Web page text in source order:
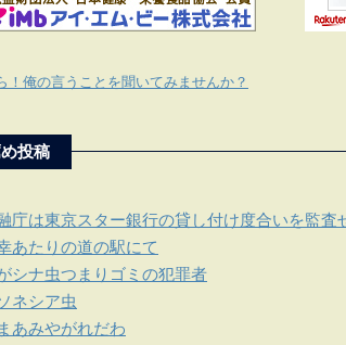
！俺の言うことを聞いてみませんか？
投稿
庁は東京スター銀行の貸し付け度合いを監査
あたりの道の駅にて
シナ虫つまりゴミの犯罪者
ネシア虫
あみやがれだわ